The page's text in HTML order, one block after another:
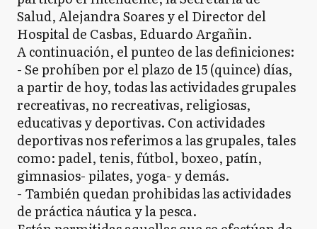
Salud, Alejandra Soares y el Director del
Hospital de Casbas, Eduardo Argañin.
A continuación, el punteo de las definiciones:
- Se prohíben por el plazo de 15 (quince) días,
a partir de hoy, todas las actividades grupales
recreativas, no recreativas, religiosas,
educativas y deportivas. Con actividades
deportivas nos referimos a las grupales, tales
como: padel, tenis, fútbol, boxeo, patín,
gimnasios- pilates, yoga- y demás.
- También quedan prohibidas las actividades
de práctica náutica y la pesca.